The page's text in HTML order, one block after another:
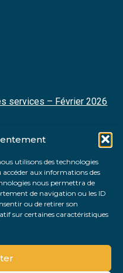
utilisons des technologies
accéder aux informations des
nous permettra de
de navigation ou les ID
ou de retirer son
sur certaines caractéristiques
services – Février 2026